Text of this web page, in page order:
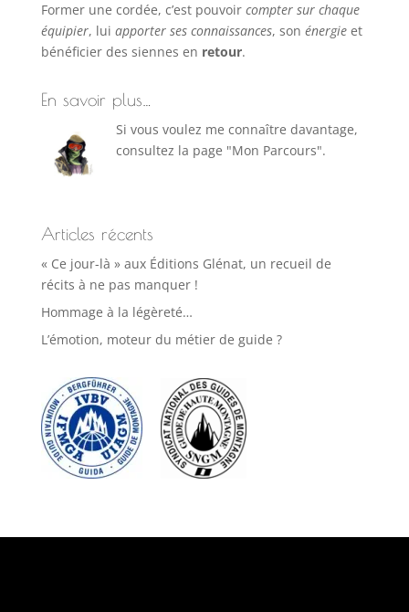
Former une cordée, c’est pouvoircompter sur chaque
équipier, lui apporter ses connaissances, son énergieet
bénéficier des siennes en retour.
En savoir plus…
Si vous voulez me connaître davantage,
consultez la page "Mon Parcours".
Articles récents
« Ce jour-là » aux Éditions Glénat, un recueil de
récits à ne pas manquer !
Hommage à la légèreté…
L’émotion, moteur du métier de guide ?